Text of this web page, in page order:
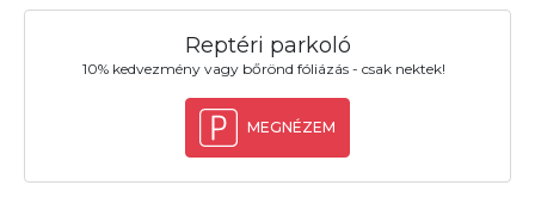
Reptéri parkoló
10% kedvezmény vagy bőrönd fóliázás - csak nektek!
MEGNÉZEM